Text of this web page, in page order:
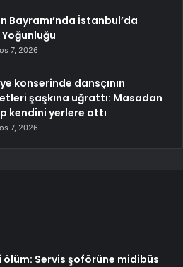
Bayramı’nda İstanbul’da
7, 2026
konserinde dansçının
şaşkına uğrattı: Masadan
kendini yerlere attı
7, 2026
Servis şoförüne midibüs